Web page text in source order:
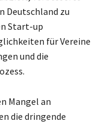
Deutschland zu
Start-up
für Vereine
und die
Mangel an
die dringende